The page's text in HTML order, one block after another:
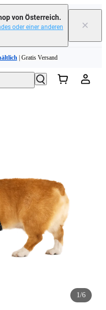
von Österreich.
oder einer anderen
×
| Gratis Versand
Geld für deinen Neukauf.｜Mehr
1/6